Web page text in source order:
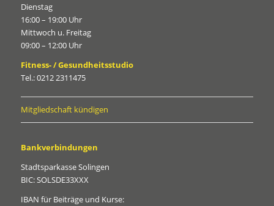
Dienstag
16:00 – 19:00 Uhr
Mittwoch u. Freitag
09:00 – 12:00 Uhr
Fitness- / Gesundheitsstudio
Tel.: 0212 2311475
Mitgliedschaft kündigen
Bankverbindungen
Stadtsparkasse Solingen
BIC: SOLSDE33XXX
IBAN für Beiträge und Kurse: